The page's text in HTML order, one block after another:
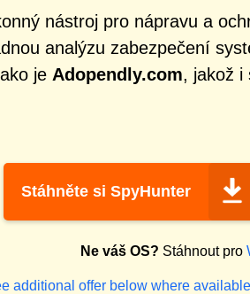
nástroj pro nápravu a
analýzu zabezpečení
je Adopendly.com, jakož i
Stáhněte si SpyHunter
Ne váš OS? Stáhnout pro
additional offer below where